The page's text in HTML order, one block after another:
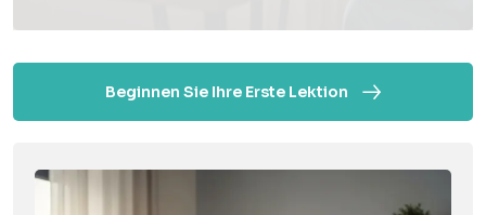
Beginnen Sie Ihre Erste Lektion